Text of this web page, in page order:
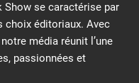
Show se caractérise par
choix éditoriaux. Avec
média réunit l’une
passionnées et